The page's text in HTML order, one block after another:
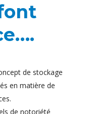
de stockage
en matière de
de notoriété